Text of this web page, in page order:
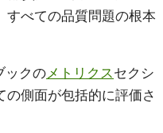
すべての品質問題の根本
ックのメトリクスセクシ
の側面が包括的に評価さ